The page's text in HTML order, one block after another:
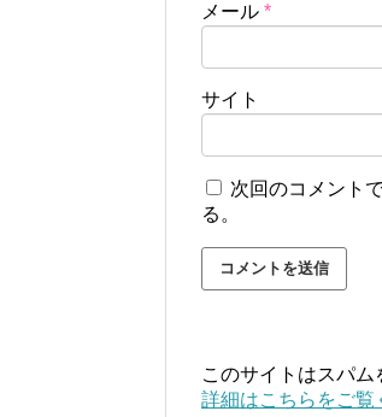
メール *
サイト
次回のコメント
る。
このサイトはスパム
詳細はこちらをご覧